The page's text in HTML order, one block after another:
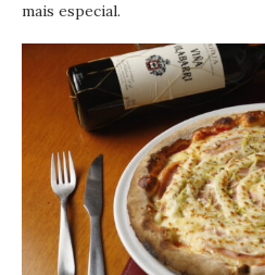
mais especial.